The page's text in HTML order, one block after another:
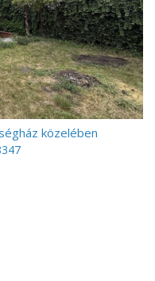
közelében